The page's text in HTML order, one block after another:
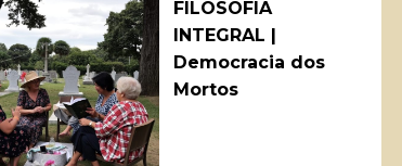
FILOSOFIA
INTEGRAL |
Democracia dos
Mortos